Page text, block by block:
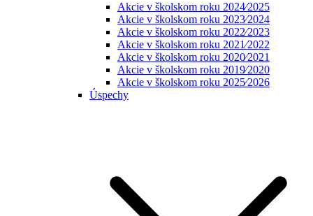
Akcie v školskom roku 2024⁄2025
Akcie v školskom roku 2023⁄2024
Akcie v školskom roku 2022⁄2023
Akcie v školskom roku 2021⁄2022
Akcie v školskom roku 2020⁄2021
Akcie v školskom roku 2019⁄2020
Akcie v školskom roku 2025⁄2026
Úspechy